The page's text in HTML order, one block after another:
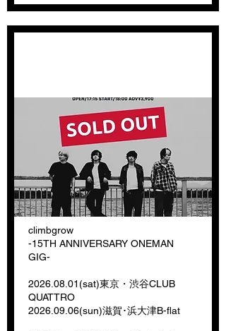
climbgrow
-15TH ANNIVERSARY ONEMAN
GIG-
2026.08.01 (sat)東京・渋谷CLUB
QUATTRO
2026.09.06(sun)滋賀･浜大津B-flat